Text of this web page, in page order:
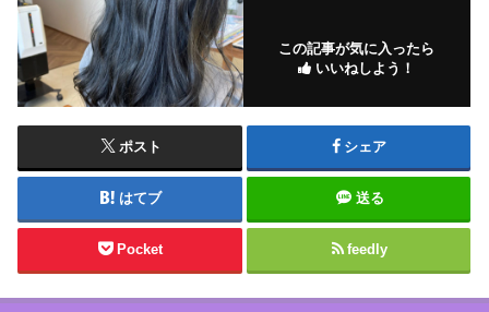
この記事が気に入ったら
いいねしよう！
ポスト シェア
はてブ 送る
Pocket feedly